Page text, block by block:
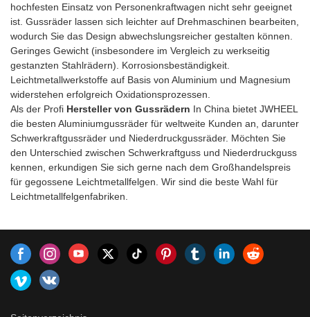
hochfesten Einsatz von Personenkraftwagen nicht sehr geeignet
ist. Gussräder lassen sich leichter auf Drehmaschinen bearbeiten,
wodurch Sie das Design abwechslungsreicher gestalten können.
Geringes Gewicht (insbesondere im Vergleich zu werkseitig
gestanzten Stahlrädern). Korrosionsbeständigkeit.
Leichtmetallwerkstoffe auf Basis von Aluminium und Magnesium
widerstehen erfolgreich Oxidationsprozessen.
Als der Profi Hersteller von Gussrädern In China bietet JWHEEL
die besten Aluminiumgussräder für weltweite Kunden an, darunter
Schwerkraftgussräder und Niederdruckgussräder. Möchten Sie
den Unterschied zwischen Schwerkraftguss und Niederdruckguss
kennen, erkundigen Sie sich gerne nach dem Großhandelspreis
für gegossene Leichtmetallfelgen. Wir sind die beste Wahl für
Leichtmetallfelgenfabriken.